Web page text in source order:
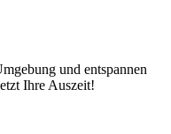
und entspannen
Ihre Auszeit!